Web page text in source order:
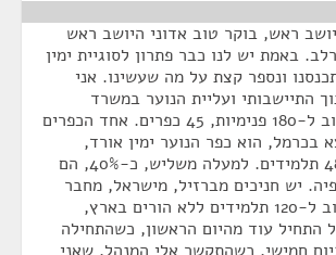
ראש, בוקר טוב אדוני היושב ראש
באמת יש לנו כבר פתרון לסוגיית ימין
ונספר קצת על מה שעשינו. אני
התיישבותי ועליית הנוער במשרד
החינוך. יש לנו קרוב ל-180 פנימיות, 45 כפרים. אחד הכפרים
בכרמל, הוא כפר הנוער ימין אורד,
שמכיל קרוב ל-480 תלמידים. למעלה משליש, כ-40%, הם
יש חניכים מברזיל, מישראל, מחבר
העמים. יש לנו קרוב ל-120 תלמידים ללא הורים בארץ,
התחיל עוד מהיום הראשון, כשהתחילה